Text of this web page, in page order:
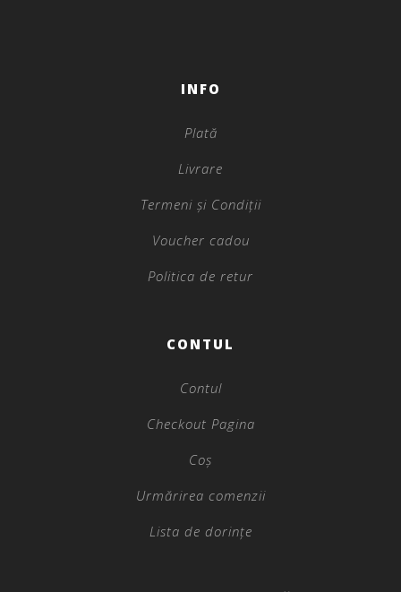
INFO
Plată
Livrare
Termeni și Condiții
Voucher cadou
Politica de retur
CONTUL
Contul
Checkout Pagina
Coș
Urmărirea comenzii
Lista de dorințe